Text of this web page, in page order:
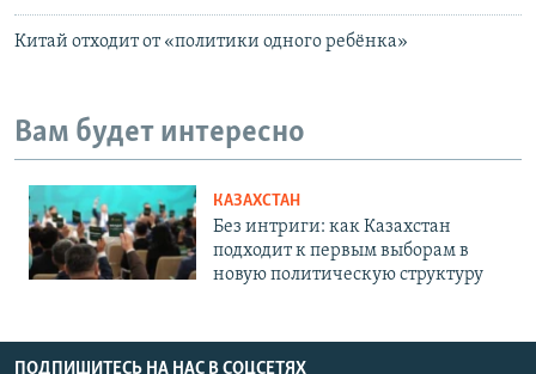
Китай отходит от «политики одного ребёнка»
Вам будет интересно
КАЗАХСТАН
Без интриги: как Казахстан
подходит к первым выборам в
новую политическую структуру
ПОДПИШИТЕСЬ НА НАС В СОЦСЕТЯХ